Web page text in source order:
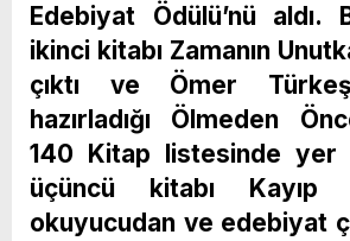
Edebiyat Ödülü’nü aldı.
ikinci kitabı Zamanın
çıktı ve Ömer
hazırladığı Ölmeden
140 Kitap listesinde yer
üçüncü kitabı Kayıp
okuyucudan ve edebiyat